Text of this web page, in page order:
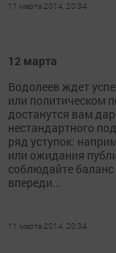
11 марта 2014, 20:34
12 марта
Водолеев ждет
или политическом
достанутся вам
нестандартного
ряд уступок:
или ожидания
соблюдайте баланс
впереди...
11 марта 2014, 20:34